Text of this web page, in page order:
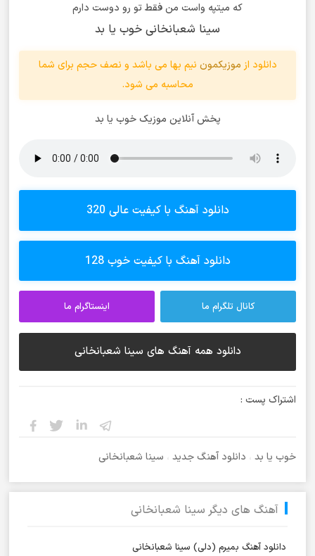
که میتپه واست من فقط تو رو دوست دارم
سینا شعبانخانی خوب یا بد
دانلود ازموزیکمون نیم بها می باشد و نصف حجم برای شما
محاسبه می شود.
پخش آنلاین موزیک خوب یا بد
دانلود آهنگ با کیفیت عالی 320
دانلود آهنگ با کیفیت خوب 128
کانال تلگرام ما اینستاگرام ما
دانلود همه آهنگ های سینا شعبانخانی
اشتراک پست :
خوب یا بد ، دانلود آهنگ جدید ، سینا شعبانخانی
آهنگ های دیگر سینا شعبانخانی
دانلود آهنگ بمیرم (دلی) سینا شعبانخانی